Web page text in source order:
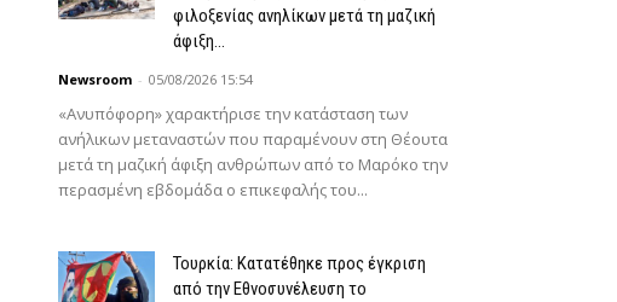
φιλοξενίας ανηλίκων μετά τη μαζική
άφιξη...
Newsroom - 05/08/2026 15:54
«Ανυπόφορη» χαρακτήρισε την κατάσταση των
ανήλικων μεταναστών που παραμένουν στη Θέουτα
μετά τη μαζική άφιξη ανθρώπων από το Μαρόκο την
περασμένη εβδομάδα ο επικεφαλής του...
Τουρκία: Κατατέθηκε προς έγκριση
από την Εθνοσυνέλευση το